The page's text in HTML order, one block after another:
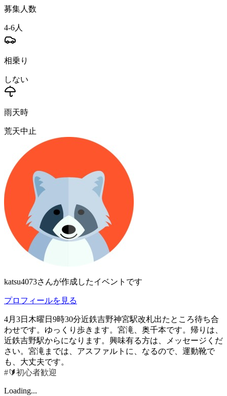
募集人数
4-6人
相乗り
しない
雨天時
荒天中止
katsu4073さんが作成したイベントです
プロフィールを見る
4月3日木曜日9時30分近鉄吉野神宮駅改札出たところ待ち合
わせです。ゆっくり歩きます。宮滝、奥千本です。帰りは、
近鉄吉野駅からになります。興味有る方は、メッセージくだ
さい。宮滝までは、アスファルトに、なるので、運動靴で
も、大丈夫です。
#🔰初心者歓迎
Loading...